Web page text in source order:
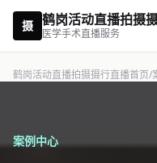
摄 鹤岗活动直播拍摄
医学手术直播服务
鹤岗活动直播拍摄摄行直播首页/
案例中心